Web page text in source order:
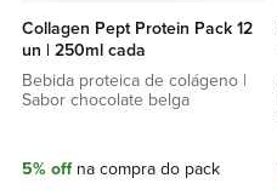
Collagen Pept Protein Pack 12
un | 250ml cada
Bebida proteica de colágeno |
Sabor chocolate belga
5% offna compra do pack